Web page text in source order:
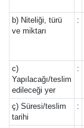
b) Niteliği, türü
ve miktarı
:
c)
Yapılacağı/teslim
edileceği yer
:
ç) Süresi/teslim
tarihi
: